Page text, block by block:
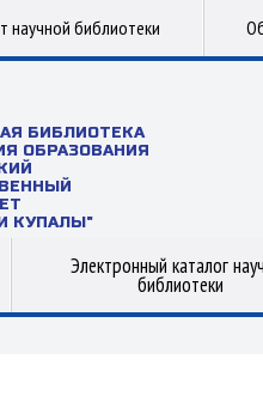
научной библиотеки
БИБЛИОТЕКА
ОБРАЗОВАНИЯ
КУПАЛЫ"
Электронный каталог
библиотеки